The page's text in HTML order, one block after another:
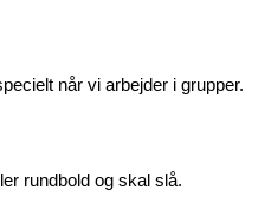
når vi arbejder i grupper.
rundbold og skal slå.